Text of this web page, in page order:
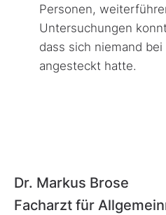
Personen,
Untersuchungen
dass sich niemand
angesteckt hatte.
Dr. Markus Brose
Facharzt für